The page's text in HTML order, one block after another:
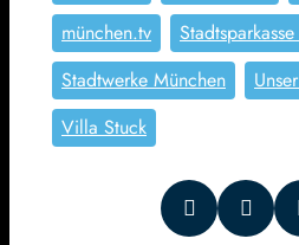
münchen.tv
Stadtwerke München
Villa Stuck